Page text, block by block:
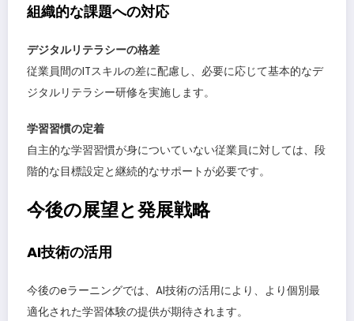
組織的な課題への対応
デジタルリテラシーの格差
従業員間のITスキルの差に配慮し、必要に応じて基本的なデ
ジタルリテラシー研修を実施します。
学習習慣の定着
自主的な学習習慣が身についていない従業員に対しては、段
階的な目標設定と継続的なサポートが必要です。
今後の展望と発展戦略
AI技術の活用
今後のeラーニングでは、AI技術の活用により、より個別最
適化された学習体験の提供が期待されます。